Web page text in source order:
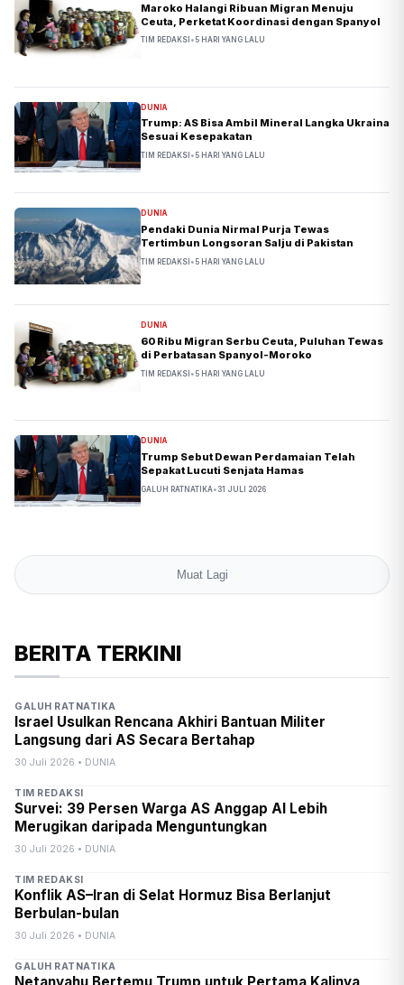
Maroko Halangi Ribuan Migran Menuju
Ceuta, Perketat Koordinasi dengan Spanyol
TIM REDAKSI • 5 HARI YANG LALU
DUNIA
Trump: AS Bisa Ambil Mineral Langka Ukraina
Sesuai Kesepakatan
TIM REDAKSI • 5 HARI YANG LALU
DUNIA
Pendaki Dunia Nirmal Purja Tewas
Tertimbun Longsoran Salju di Pakistan
TIM REDAKSI • 5 HARI YANG LALU
DUNIA
60 Ribu Migran Serbu Ceuta, Puluhan Tewas
di Perbatasan Spanyol-Moroko
TIM REDAKSI • 5 HARI YANG LALU
DUNIA
Trump Sebut Dewan Perdamaian Telah
Sepakat Lucuti Senjata Hamas
GALUH RATNATIKA• 31 JULI 2026
Muat Lagi
BERITA TERKINI
GALUH RATNATIKA
Israel Usulkan Rencana Akhiri Bantuan Militer
Langsung dari AS Secara Bertahap
30 Juli 2026 • DUNIA
TIM REDAKSI
Survei: 39 Persen Warga AS Anggap AI Lebih
Merugikan daripada Menguntungkan
30 Juli 2026 • DUNIA
TIM REDAKSI
Konflik AS–Iran di Selat Hormuz Bisa Berlanjut
Berbulan-bulan
30 Juli 2026 • DUNIA
GALUH RATNATIKA
Netanyahu Bertemu Trump untuk Pertama Kalinya